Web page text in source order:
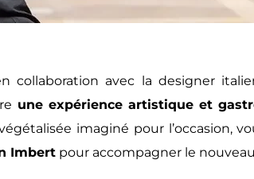
collaboration avec la designer
une expérience artistique et
imaginé pour l’occasion,
Imbert pour accompagner le